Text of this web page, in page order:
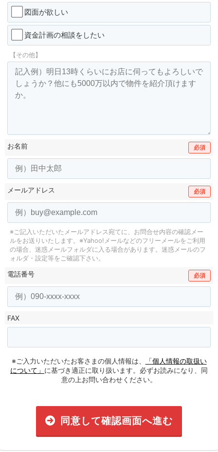
図面が欲しい
資金計画の相談をしたい
【その他】
お名前 必須
メールアドレス 必須
※ご記入いただいたメールアドレス宛てに、お問合せ内容の確認メー
ルをお送りいたします。 ※Yahoo!メールなどのフリーメールをご利用
の場合、迷惑メールフォルダに入る場合があります。 迷惑メールのフ
ォルダ・設定等をご確認下さい。
電話番号 必須
FAX
※ご入力いただいたお客さまの個人情報は、
「個人情報の取扱い
について」 に基づき適正に取り扱います。必ずお読みになり、同
意の上お問い合わせください。
同意して確認画面へ進む